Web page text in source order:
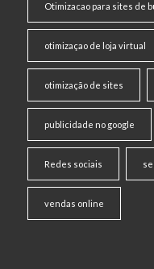
Otimizacao para sites de
otimizaçao de loja virtual
otimização de sites
publicidade no google
Redes sociais
vendas online